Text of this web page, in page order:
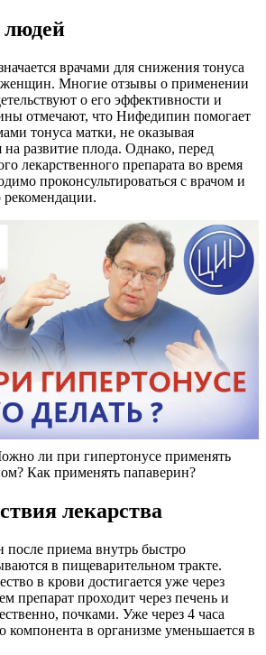
врачами для снижения тонуса
Многие отзывы о применении
о его эффективности и
отмечают, что Нифедипин помогает
тонуса матки, не оказывая
на развитие плода. Однако, перед
лекарственного препарата во время
проконсультироваться с врачом и
рекомендации.
ли при гипертонусе применять
Как применять папаверин?
лекарства
приема внутрь быстро
в пищеварительном тракте.
в крови достигается уже через
препарат проходит через печень и
почками. Уже через 4 часа
компонента в организме уменьшается в